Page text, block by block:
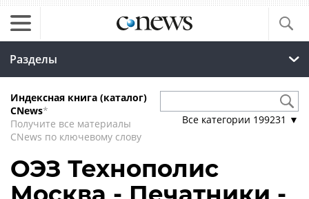
Разделы
Индексная книга (каталог)
CNews*
Получите все материалы
CNews по ключевому слову
Все категории 199231 ▼
ОЭЗ Технополис